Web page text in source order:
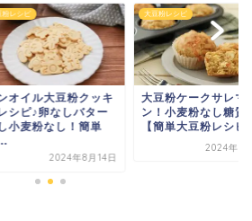
大豆粉レシピ
大豆粉ケークサレマフィ
ン！小麦粉なし糖質オフ
【簡単大豆粉レシピ】
大豆粉レシピ
【バター不
マフィンレ
なしノンオ